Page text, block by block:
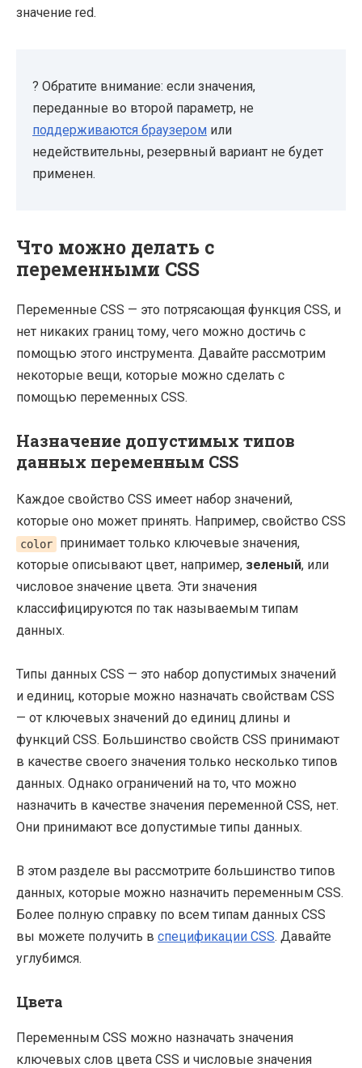
значение red.
? Обратите внимание: если значения,
переданные во второй параметр, не
поддерживаются браузером или
недействительны, резервный вариант не будет
применен.
Что можно делать с
переменными CSS
Переменные CSS — это потрясающая функция CSS, и
нет никаких границ тому, чего можно достичь с
помощью этого инструмента. Давайте рассмотрим
некоторые вещи, которые можно сделать с
помощью переменных CSS.
Назначение допустимых типов
данных переменным CSS
Каждое свойство CSS имеет набор значений,
которые оно может принять. Например, свойство CSS
color
принимает только ключевые значения,
которые описывают цвет, например, зеленый, или
числовое значение цвета. Эти значения
классифицируются по так называемым типам
данных.
Типы данных CSS — это набор допустимых значений
и единиц, которые можно назначать свойствам CSS
— от ключевых значений до единиц длины и
функций CSS. Большинство свойств CSS принимают
в качестве своего значения только несколько типов
данных. Однако ограничений на то, что можно
назначить в качестве значения переменной CSS, нет.
Они принимают все допустимые типы данных.
В этом разделе вы рассмотрите большинство типов
данных, которые можно назначить переменным CSS.
Более полную справку по всем типам данных CSS
вы можете получить в спецификации CSS. Давайте
углубимся.
Цвета
Переменным CSS можно назначать значения
ключевых слов цвета CSS и числовые значения